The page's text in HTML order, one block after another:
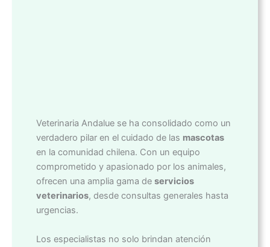
Veterinaria Andalue se ha consolidado como un
verdadero pilar en el cuidado de las mascotas
en la comunidad chilena. Con un equipo
comprometido y apasionado por los animales,
ofrecen una amplia gama de servicios
veterinarios, desde consultas generales hasta
urgencias.
Los especialistas no solo brindan atención